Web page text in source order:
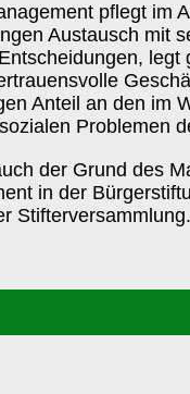
pflegt im
Austausch mit
legt
Anteil an den im
Problemen
der Grund des
in der
Stifterversammlung.